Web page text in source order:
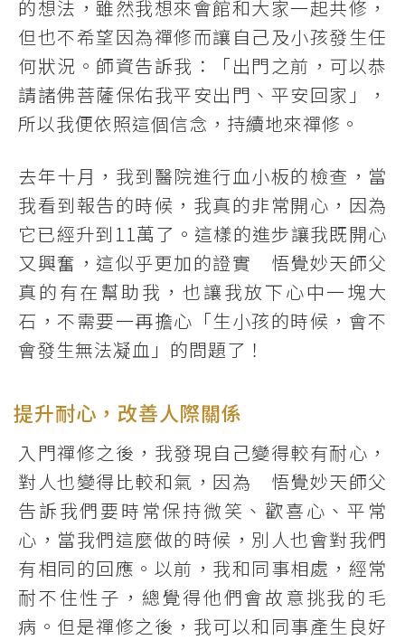
的想法，雖然我想來會館和大家一起共修，
但也不希望因為禪修而讓自己及小孩發生任
何狀況。師資告訴我：「出門之前，可以恭
請諸佛菩薩保佑我平安出門、平安回家」，
所以我便依照這個信念，持續地來禪修。
去年十月，我到醫院進行血小板的檢查，當
我看到報告的時候，我真的非常開心，因為
它已經升到11萬了。這樣的進步讓我既開心
又興奮，這似乎更加的證實 悟覺妙天師父
真的有在幫助我，也讓我放下心中一塊大
石，不需要一再擔心「生小孩的時候，會不
會發生無法凝血」的問題了！
提升耐心，改善人際關係
入門禪修之後，我發現自己變得較有耐心，
對人也變得比較和氣，因為 悟覺妙天師父
告訴我們要時常保持微笑、歡喜心、平常
心，當我們這麼做的時候，別人也會對我們
有相同的回應。以前，我和同事相處，經常
耐不住性子，總覺得他們會故意挑我的毛
病。但是禪修之後，我可以和同事產生良好